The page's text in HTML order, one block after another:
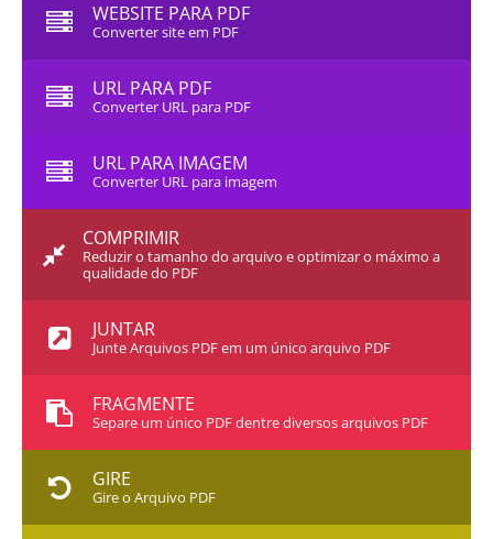
WEBSITE PARA PDF
Converter site em PDF
URL PARA PDF
Converter URL para PDF
URL PARA IMAGEM
Converter URL para imagem
COMPRIMIR
Reduzir o tamanho do arquivo e optimizar o máximo a
qualidade do PDF
JUNTAR
Junte Arquivos PDF em um único arquivo PDF
FRAGMENTE
Separe um único PDF dentre diversos arquivos PDF
GIRE
Gire o Arquivo PDF